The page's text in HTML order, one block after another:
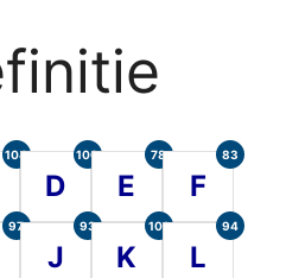
104
D
100
E
78
F
83
97
J
93
K
101
L
94